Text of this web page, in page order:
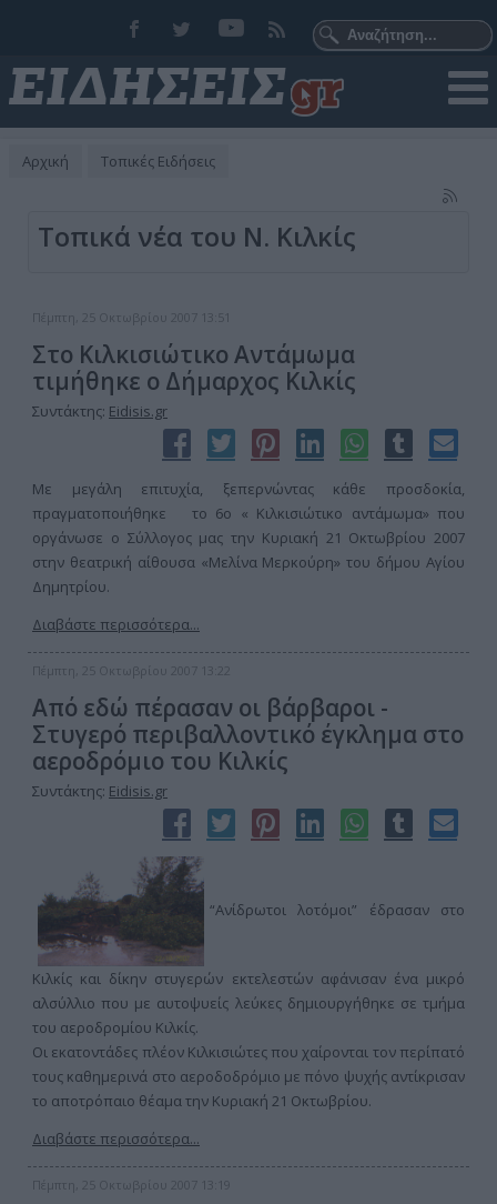
Αρχική Τοπικές Ειδήσεις
Τοπικά νέα του Ν. Κιλκίς
Πέμπτη, 25 Οκτωβρίου 2007 13:51
Στο Κιλκισιώτικο Αντάμωμα
τιμήθηκε ο Δήμαρχος Κιλκίς
Συντάκτης: Eidisis.gr
Με μεγάλη επιτυχία, ξεπερνώντας κάθε προσδοκία,
πραγματοποιήθηκε το 6ο « Κιλκισιώτικο αντάμωμα» που
οργάνωσε ο Σύλλογος μας την Κυριακή 21 Οκτωβρίου 2007
στην θεατρική αίθουσα «Μελίνα Μερκούρη» του δήμου Αγίου
Δημητρίου.
Διαβάστε περισσότερα...
Πέμπτη, 25 Οκτωβρίου 2007 13:22
Από εδώ πέρασαν οι βάρβαροι -
Στυγερό περιβαλλοντικό έγκλημα στο
αεροδρόμιο του Κιλκίς
Συντάκτης: Eidisis.gr
“Ανίδρωτοι λοτόμοι” έδρασαν στο
Κιλκίς και δίκην στυγερών εκτελεστών αφάνισαν ένα μικρό
αλσύλλιο που με αυτοψυείς λεύκες δημιουργήθηκε σε τμήμα
του αεροδρομίου Κιλκίς.
Οι εκατοντάδες πλέον Κιλκισιώτες που χαίρονται τον περίπατό
τους καθημερινά στο αεροδοδρόμιο με πόνο ψυχής αντίκρισαν
το αποτρόπαιο θέαμα την Κυριακή 21 Οκτωβρίου.
Διαβάστε περισσότερα...
Πέμπτη, 25 Οκτωβρίου 2007 13:19